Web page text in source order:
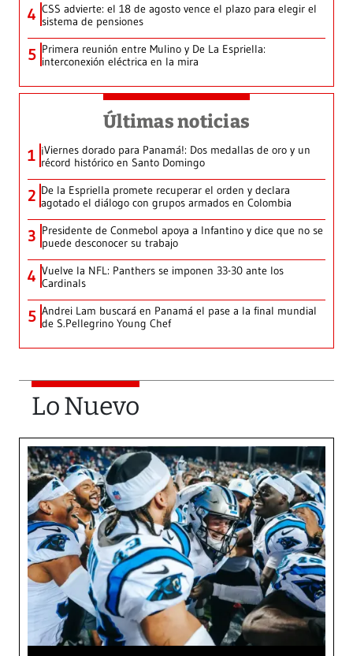
4 CSS advierte: el 18 de agosto vence el plazo para elegir el
sistema de pensiones
5 Primera reunión entre Mulino y De La Espriella:
interconexión eléctrica en la mira
Últimas noticias
1 ¡Viernes dorado para Panamá!: Dos medallas de oro y un
récord histórico en Santo Domingo
2 De la Espriella promete recuperar el orden y declara
agotado el diálogo con grupos armados en Colombia
3 Presidente de Conmebol apoya a Infantino y dice que no se
puede desconocer su trabajo
4 Vuelve la NFL: Panthers se imponen 33-30 ante los
Cardinals
5 Andrei Lam buscará en Panamá el pase a la final mundial
de S.Pellegrino Young Chef
Lo Nuevo